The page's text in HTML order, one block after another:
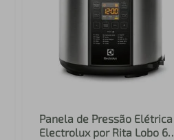
Panela de Pressão Elétrica
Electrolux por Rita Lobo 6L